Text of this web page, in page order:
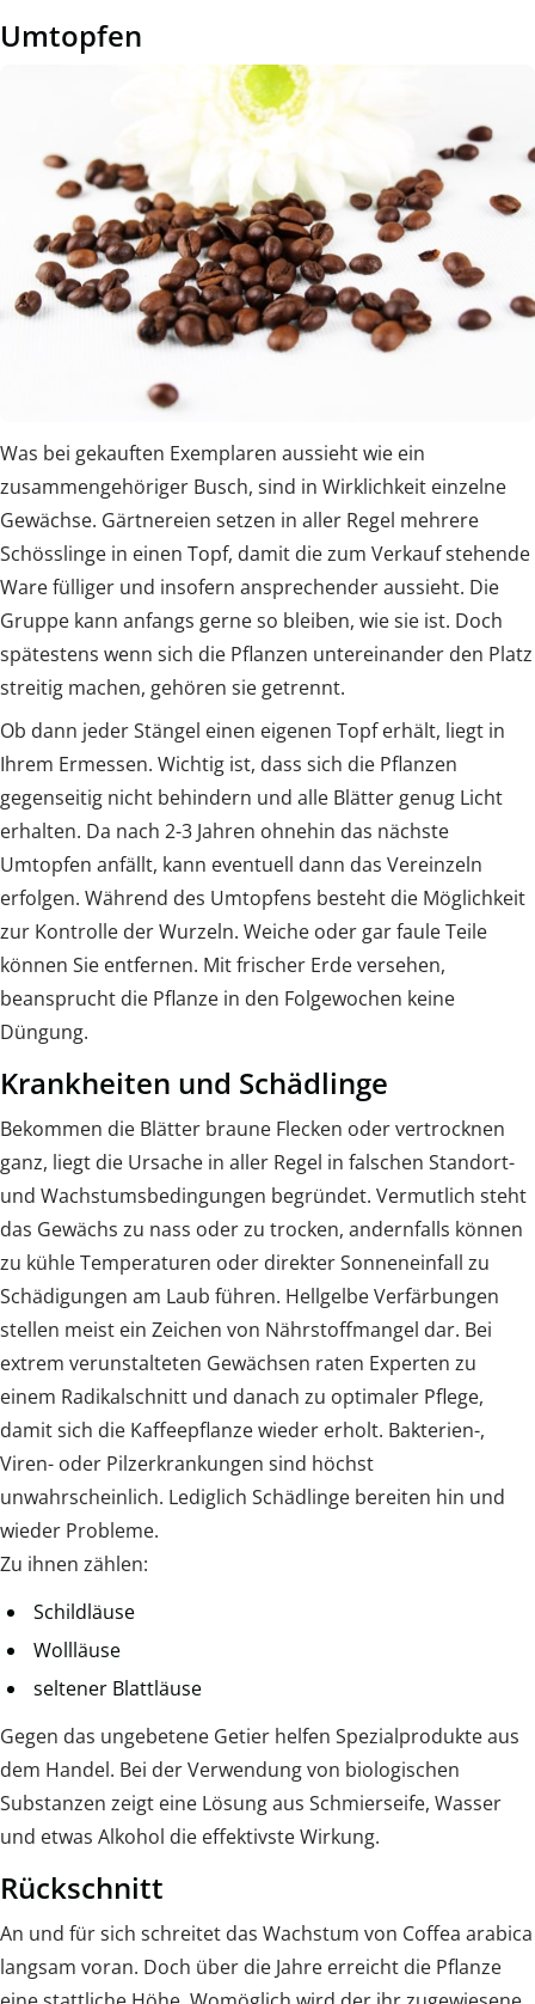
Umtopfen
Was bei gekauften Exemplaren aussieht wie ein
zusammengehöriger Busch, sind in Wirklichkeit einzelne
Gewächse. Gärtnereien setzen in aller Regel mehrere
Schösslinge in einen Topf, damit die zum Verkauf stehende
Ware fülliger und insofern ansprechender aussieht. Die
Gruppe kann anfangs gerne so bleiben, wie sie ist. Doch
spätestens wenn sich die Pflanzen untereinander den Platz
streitig machen, gehören sie getrennt.
Ob dann jeder Stängel einen eigenen Topf erhält, liegt in
Ihrem Ermessen. Wichtig ist, dass sich die Pflanzen
gegenseitig nicht behindern und alle Blätter genug Licht
erhalten. Da nach 2-3 Jahren ohnehin das nächste
Umtopfen anfällt, kann eventuell dann das Vereinzeln
erfolgen. Während des Umtopfens besteht die Möglichkeit
zur Kontrolle der Wurzeln. Weiche oder gar faule Teile
können Sie entfernen. Mit frischer Erde versehen,
beansprucht die Pflanze in den Folgewochen keine
Düngung.
Krankheiten und Schädlinge
Bekommen die Blätter braune Flecken oder vertrocknen
ganz, liegt die Ursache in aller Regel in falschen Standort-
und Wachstumsbedingungen begründet. Vermutlich steht
das Gewächs zu nass oder zu trocken, andernfalls können
zu kühle Temperaturen oder direkter Sonneneinfall zu
Schädigungen am Laub führen. Hellgelbe Verfärbungen
stellen meist ein Zeichen von Nährstoffmangel dar. Bei
extrem verunstalteten Gewächsen raten Experten zu
einem Radikalschnitt und danach zu optimaler Pflege,
damit sich die Kaffeepflanze wieder erholt. Bakterien-,
Viren- oder Pilzerkrankungen sind höchst
unwahrscheinlich. Lediglich Schädlinge bereiten hin und
wieder Probleme.
Zu ihnen zählen:
Schildläuse
Wollläuse
seltener Blattläuse
Gegen das ungebetene Getier helfen Spezialprodukte aus
dem Handel. Bei der Verwendung von biologischen
Substanzen zeigt eine Lösung aus Schmierseife, Wasser
und etwas Alkohol die effektivste Wirkung.
Rückschnitt
An und für sich schreitet das Wachstum von Coffea arabica
langsam voran. Doch über die Jahre erreicht die Pflanze